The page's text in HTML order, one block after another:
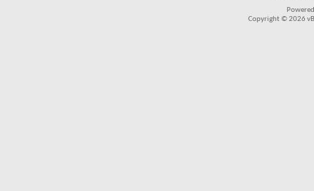
Copyright © 2026